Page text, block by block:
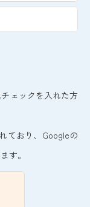
ェックを入れた方
ており、Googleの
す。